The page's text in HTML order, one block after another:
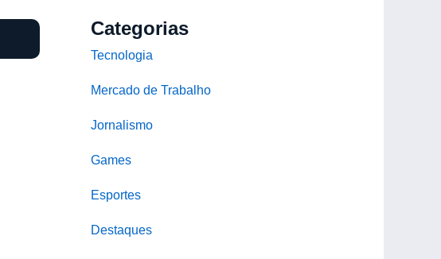
Categorias
Tecnologia
Mercado de Trabalho
Jornalismo
Games
Esportes
Destaques